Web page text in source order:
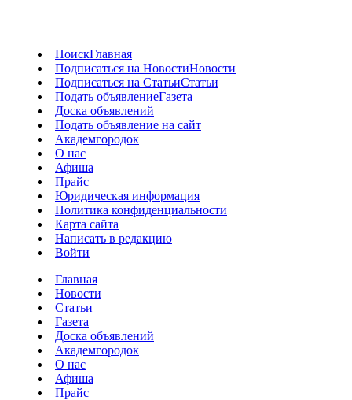
ПоискГлавная
Подписаться на НовостиНовости
Подписаться на СтатьиСтатьи
Подать объявлениеГазета
Доска объявлений
Подать объявление на сайт
Академгородок
О нас
Афиша
Прайс
Юридическая информация
Политика конфиденциальности
Карта сайта
Написать в редакцию
Войти
Главная
Новости
Статьи
Газета
Доска объявлений
Академгородок
О нас
Афиша
Прайс